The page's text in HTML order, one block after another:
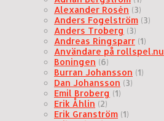
Alexander Rosén (3)
Anders Fogelström (3)
Anders Troberg (3)
Andreas Ringsparr (1)
Användare på rollspel.nu
Boningen (6)
Burran Johansson (1)
Dan Johansson (3)
Emil Broberg (1)
Erik Åhlin (2)
Erik Granström (1)